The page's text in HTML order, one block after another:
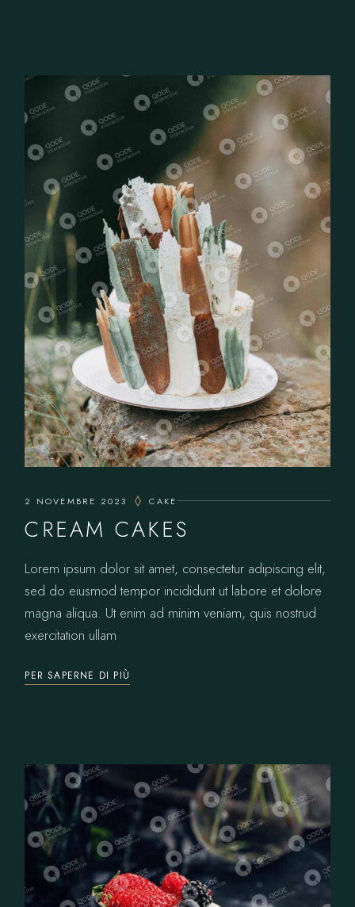
2 NOVEMBRE 2023 CAKE
CREAM CAKES
Lorem ipsum dolor sit amet, consectetur adipiscing elit,
sed do eiusmod tempor incididunt ut labore et dolore
magna aliqua. Ut enim ad minim veniam, quis nostrud
exercitation ullam
PER SAPERNE DI PIÙ